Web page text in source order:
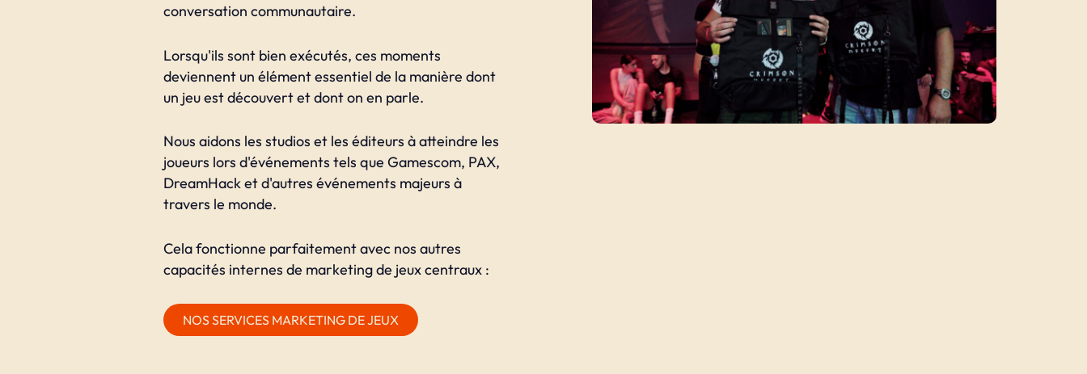
conversation communautaire.
Lorsqu'ils sont bien exécutés, ces moments
deviennent un élément essentiel de la manière dont
un jeu est découvert et dont on en parle.
Nous aidons les studios et les éditeurs à atteindre les
joueurs lors d'événements tels que Gamescom, PAX,
DreamHack et d'autres événements majeurs à
travers le monde.
Cela fonctionne parfaitement avec nos autres
capacités internes de marketing de jeux centraux :
NOS SERVICES MARKETING DE JEUX